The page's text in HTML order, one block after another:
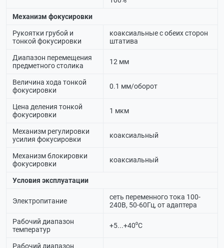
Механизм фокусировки
Рукоятки грубой и
тонкой фокусировки
коаксиальные с обеих сторон
штатива
Диапазон перемещения
предметного столика
12 мм
Величина хода тонкой
фокусировки
0.1 мм/оборот
Цена деления тонкой
фокусировки
1 мкм
Механизм регулировки
усилия фокусировки
коаксиальный
Механизм блокировки
фокусировки
коаксиальный
Условия эксплуатации
Электропитание
сеть переменного тока 100-
240В, 50-60Гц, от адаптера
Рабочий диапазон
температур
+5...+40⁰С
Рабочий диапазон